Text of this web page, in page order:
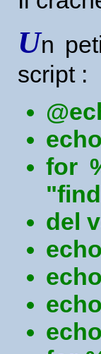
Un
script :
for
del